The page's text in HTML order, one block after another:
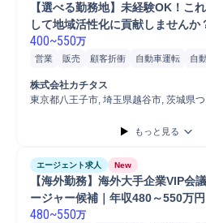
【選べる勤務地】未経験OK！こ
して地域活性化に貢献しませんか
400~550万
営業 販売 顧客折衝 自動車運転 自
株式会社カチタス
東京都八王子市, 埼玉県越谷市, 茨城県
もっと見る
エージェント求人 New
【海外勤務】海外大手企業VIP会
ージャー候補｜年収480～550万円
480~550万